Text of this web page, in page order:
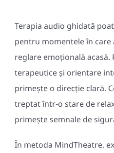
Terapia audio ghidată
pentru momentele în care
reglare emoțională acasă.
terapeutice și orientare
primește o direcție clară.
treptat într-o stare de
primește semnale de
În metoda MindTheatre,